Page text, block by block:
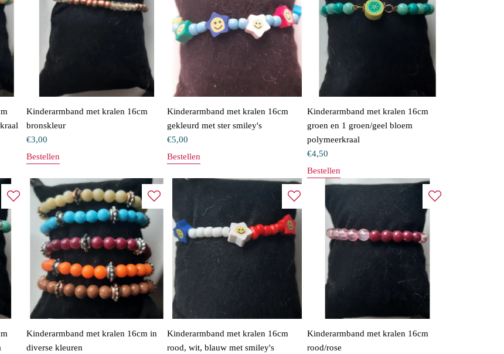
Kinderarmband met kralen 16cm
bronskleur
€3,00
Bestellen
Kinderarmband met kralen 16cm
gekleurd met ster smiley's
€5,00
Bestellen
Kinderarmband met kralen 16cm
groen en 1 groen/geel bloem
polymeerkraal
€4,50
Bestellen
Kinderarmband met kralen 16cm in
diverse kleuren
Kinderarmband met kralen 16cm
rood, wit, blauw met smiley's
Kinderarmband met kralen 16cm
rood/rose